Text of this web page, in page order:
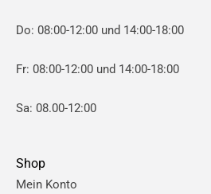
Do: 08:00-12:00 und 14:00-18:00
Fr: 08:00-12:00 und 14:00-18:00
Sa: 08.00-12:00
Shop
Mein Konto